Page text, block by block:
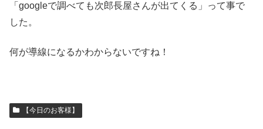
「googleで調べても次郎長屋さんが出てくる」って事で
した。
何が導線になるかわからないですね！
【今日のお客様】